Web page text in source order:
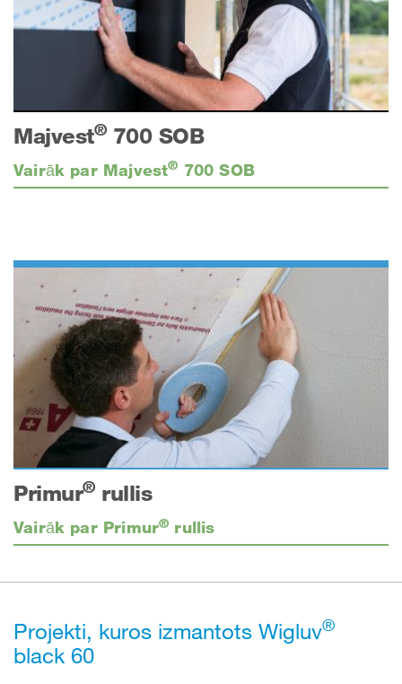
Majvest®700 SOB
Vairāk par Majvest® 700 SOB
Primur®rullis
Vairāk par Primur® rullis
Projekti, kuros izmantots Wigluv®
black 60